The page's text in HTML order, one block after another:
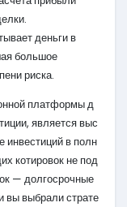
деньги в
большое
риска.
платформы д
является выс
инвестиций в полн
котировок не под
— долгосрочные
вы выбрали страте